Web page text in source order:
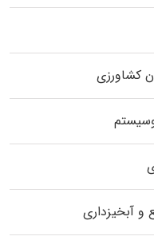
کشاورزی
و آبخیزداری